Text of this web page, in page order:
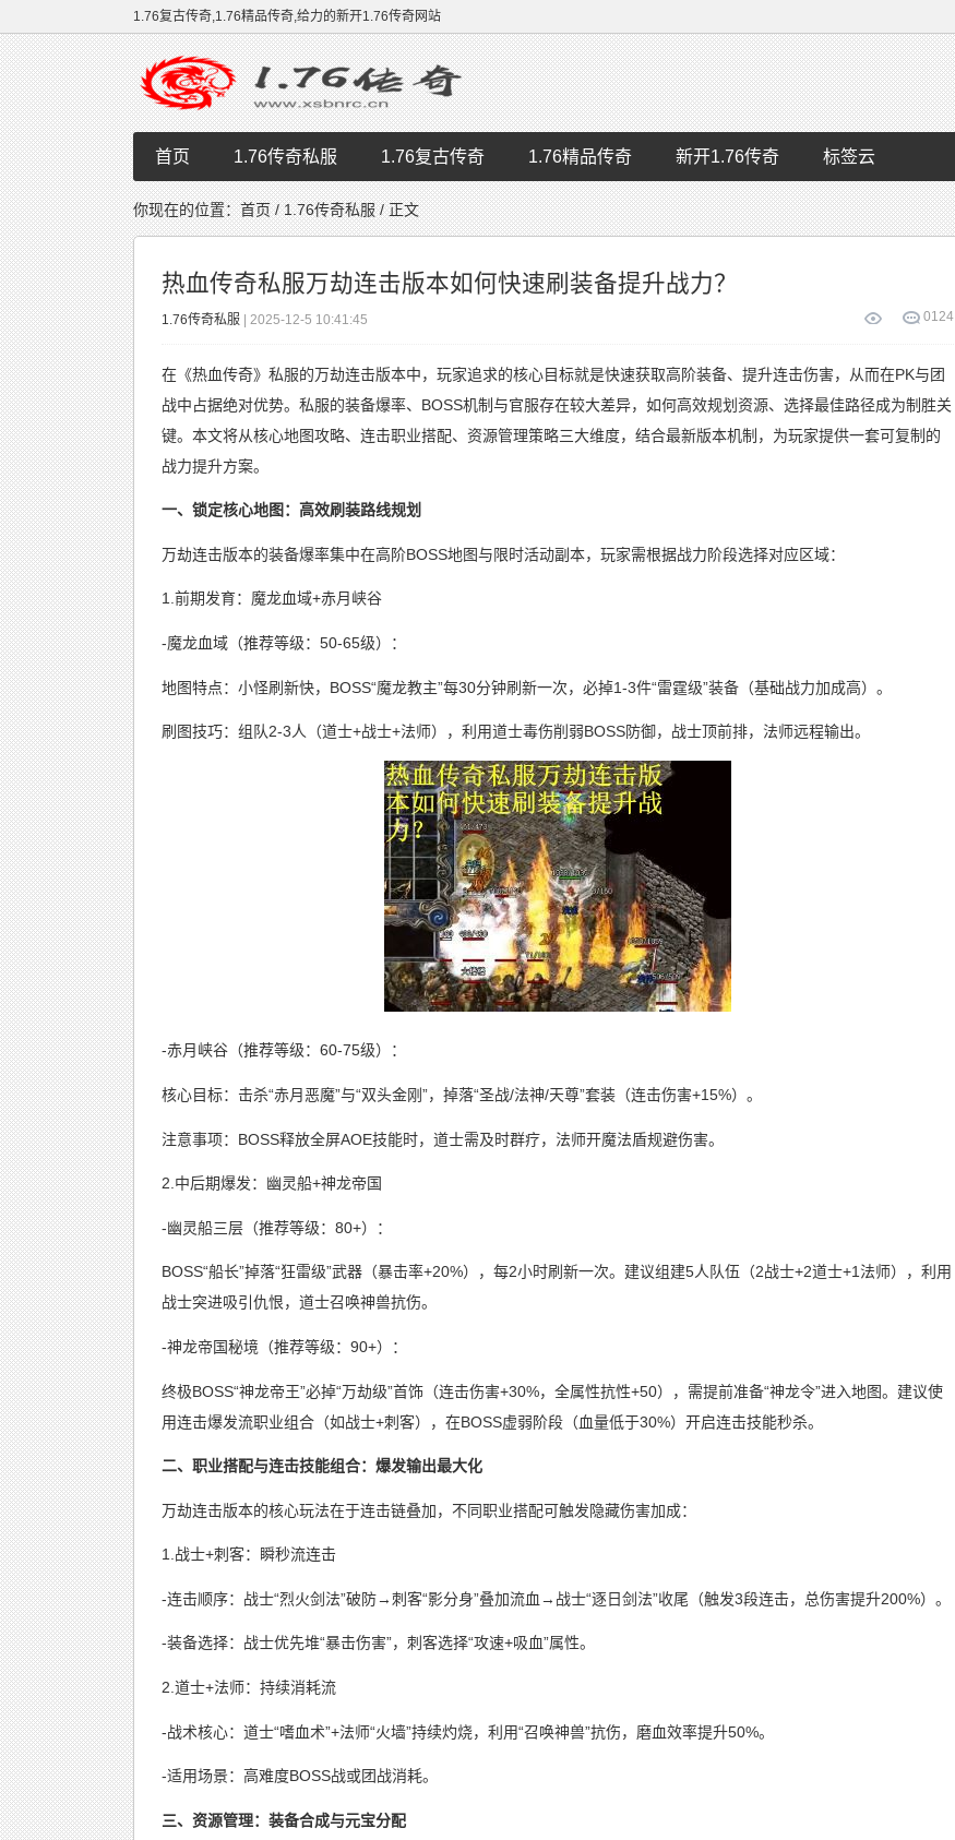
1.76复古传奇,1.76精品传奇,给力的新开1.76传奇网站
首页 1.76传奇私服 1.76复古传奇 1.76精品传奇 新开1.76传奇 标签云
你现在的位置：首页/1.76传奇私服/ 正文
热血传奇私服万劫连击版本如何快速刷装备提升战力？
124
0
1.76传奇私服 | 2025-12-5 10:41:45
在《热血传奇》私服的万劫连击版本中，玩家追求的核心目标就是快速获取高阶装备、提升连击伤害，从而在PK与团
战中占据绝对优势。私服的装备爆率、BOSS机制与官服存在较大差异，如何高效规划资源、选择最佳路径成为制胜关
键。本文将从核心地图攻略、连击职业搭配、资源管理策略三大维度，结合最新版本机制，为玩家提供一套可复制的
战力提升方案。
一、锁定核心地图：高效刷装路线规划
万劫连击版本的装备爆率集中在高阶BOSS地图与限时活动副本，玩家需根据战力阶段选择对应区域：
1.前期发育：魔龙血域+赤月峡谷
-魔龙血域（推荐等级：50-65级）：
地图特点：小怪刷新快，BOSS“魔龙教主”每30分钟刷新一次，必掉1-3件“雷霆级”装备（基础战力加成高）。
刷图技巧：组队2-3人（道士+战士+法师），利用道士毒伤削弱BOSS防御，战士顶前排，法师远程输出。
-赤月峡谷（推荐等级：60-75级）：
核心目标：击杀“赤月恶魔”与“双头金刚”，掉落“圣战/法神/天尊”套装（连击伤害+15%）。
注意事项：BOSS释放全屏AOE技能时，道士需及时群疗，法师开魔法盾规避伤害。
2.中后期爆发：幽灵船+神龙帝国
-幽灵船三层（推荐等级：80+）：
BOSS“船长”掉落“狂雷级”武器（暴击率+20%），每2小时刷新一次。建议组建5人队伍（2战士+2道士+1法师），利用
战士突进吸引仇恨，道士召唤神兽抗伤。
-神龙帝国秘境（推荐等级：90+）：
终极BOSS“神龙帝王”必掉“万劫级”首饰（连击伤害+30%，全属性抗性+50），需提前准备“神龙令”进入地图。建议使
用连击爆发流职业组合（如战士+刺客），在BOSS虚弱阶段（血量低于30%）开启连击技能秒杀。
二、职业搭配与连击技能组合：爆发输出最大化
万劫连击版本的核心玩法在于连击链叠加，不同职业搭配可触发隐藏伤害加成：
1.战士+刺客：瞬秒流连击
-连击顺序：战士“烈火剑法”破防→刺客“影分身”叠加流血→战士“逐日剑法”收尾（触发3段连击，总伤害提升200%）。
-装备选择：战士优先堆“暴击伤害”，刺客选择“攻速+吸血”属性。
2.道士+法师：持续消耗流
-战术核心：道士“嗜血术”+法师“火墙”持续灼烧，利用“召唤神兽”抗伤，磨血效率提升50%。
-适用场景：高难度BOSS战或团战消耗。
三、资源管理：装备合成与元宝分配